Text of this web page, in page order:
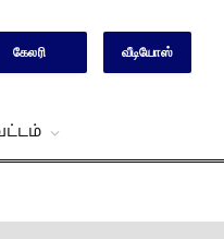
கேலரி வீடியோஸ்